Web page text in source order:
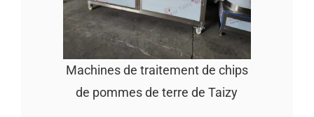
Machines de traitement de chips
de pommes de terre de Taizy